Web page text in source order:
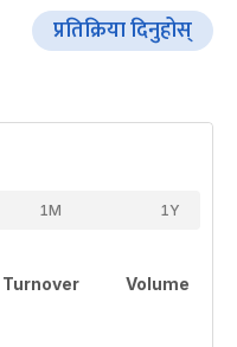
प्रतिक्रिया दिनुहोस्